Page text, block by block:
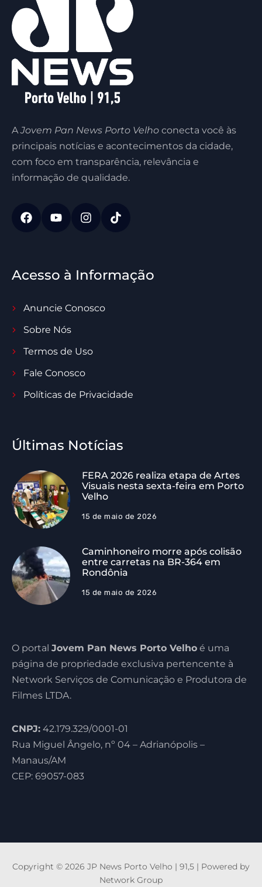
AJovem Pan News Porto Velho conecta você às
principais notícias e acontecimentos da cidade,
com foco em transparência, relevância e
informação de qualidade.
Acesso à Informação
Anuncie Conosco
Sobre Nós
Termos de Uso
Fale Conosco
Políticas de Privacidade
Últimas Notícias
FERA 2026 realiza etapa de Artes
Visuais nesta sexta-feira em Porto
Velho
15 de maio de 2026
Caminhoneiro morre após colisão
entre carretas na BR-364 em
Rondônia
15 de maio de 2026
O portal Jovem Pan News Porto Velho é uma
página de propriedade exclusiva pertencente à
Network Serviços de Comunicação e Produtora de
Filmes LTDA.
CNPJ: 42.179.329/0001-01
Rua Miguel Ângelo, nº 04 – Adrianópolis –
Manaus/AM
CEP: 69057-083
Copyright © 2026 JP News Porto Velho | 91,5 | Powered by
Network Group